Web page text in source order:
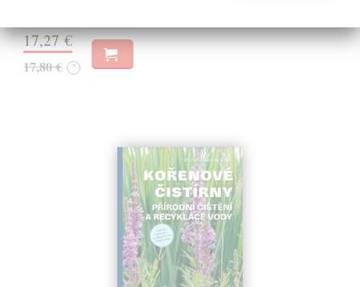
17,27 €
17,80 € ?